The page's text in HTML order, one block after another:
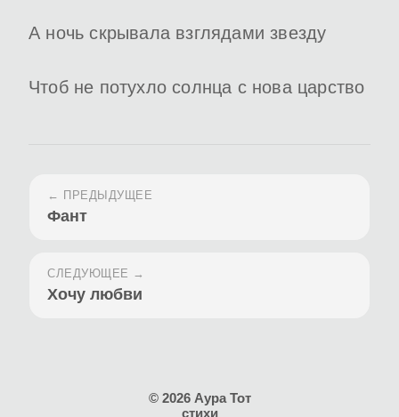
А ночь скрывала взглядами звезду
Чтоб не потухло солнца с нова царство
← ПРЕДЫДУЩЕЕ
Фант
СЛЕДУЮЩЕЕ →
Хочу любви
© 2026 Аура Тот
стихи